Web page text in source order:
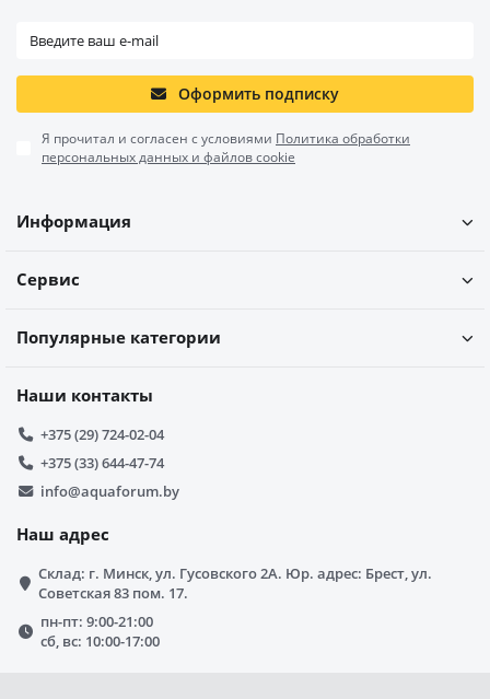
Оформить подписку
Я прочитал и согласен с условиями Политика обработки
персональных данных и файлов cookie
Информация
Сервис
Популярные категории
Наши контакты
+375 (29) 724-02-04
+375 (33) 644-47-74
info@aquaforum.by
Наш адрес
Склад: г. Минск, ул. Гусовского 2А. Юр. адрес: Брест, ул.
Советская 83 пом. 17.
пн-пт: 9:00-21:00
сб, вс: 10:00-17:00